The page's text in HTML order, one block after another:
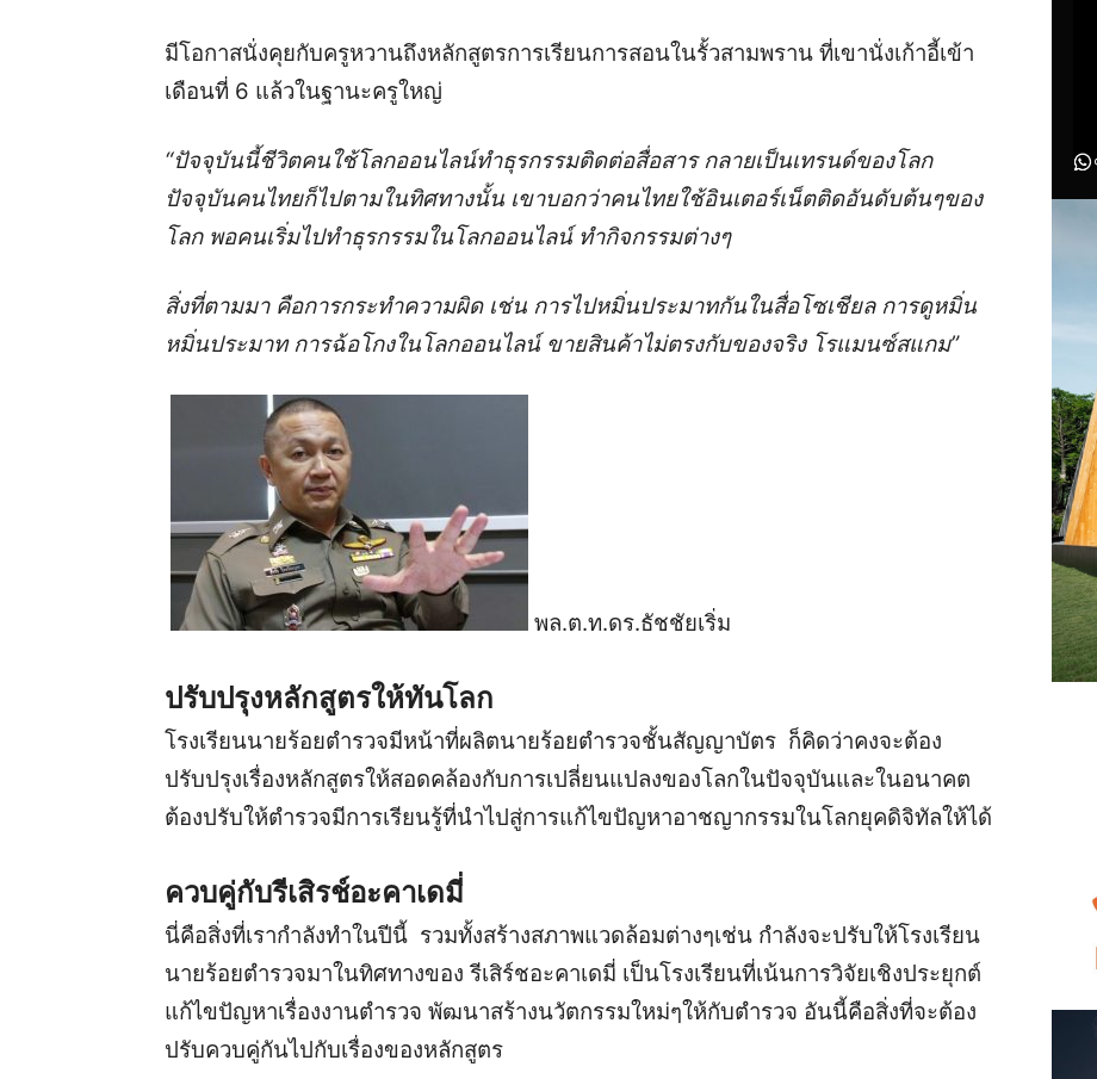
มีโอกาสนั่งคุยกับครูหวานถึงหลักสูตรการเรียนการสอนในรั้วสามพราน ที่เขานั่งเก้าอี้เข้า
เดือนที่ 6 แล้วในฐานะครูใหญ่
“ปัจจุบันนี้ชีวิตคนใช้โลกออนไลน์ทำธุรกรรมติดต่อสื่อสาร กลายเป็นเทรนด์ของโลก
ปัจจุบันคนไทยก็ไปตามในทิศทางนั้น เขาบอกว่าคนไทยใช้อินเตอร์เน็ตติดอันดับต้นๆของ
โลก พอคนเริ่มไปทำธุรกรรมในโลกออนไลน์ ทำกิจกรรมต่างๆ
สิ่งที่ตามมา คือการกระทำความผิด เช่น การไปหมิ่นประมาทกันในสื่อโซเชียล การดูหมิ่น
หมิ่นประมาท การฉ้อโกงในโลกออนไลน์ ขายสินค้าไม่ตรงกับของจริง โรแมนซ์สแกม”
พล.ต.ท.ดร.ธัชชัยเริ่ม
ปรับปรุงหลักสูตรให้ทันโลก
โรงเรียนนายร้อยตำรวจมีหน้าที่ผลิตนายร้อยตำรวจชั้นสัญญาบัตร ก็คิดว่าคงจะต้อง
ปรับปรุงเรื่องหลักสูตรให้สอดคล้องกับการเปลี่ยนแปลงของโลกในปัจจุบันและในอนาคต
ต้องปรับให้ตำรวจมีการเรียนรู้ที่นำไปสู่การแก้ไขปัญหาอาชญากรรมในโลกยุคดิจิทัลให้ได้
ควบคู่กับรีเสิรช์อะคาเดมี่
นี่คือสิ่งที่เรากำลังทำในปีนี้ รวมทั้งสร้างสภาพแวดล้อมต่างๆเช่น กำลังจะปรับให้โรงเรียน
นายร้อยตำรวจมาในทิศทางของ รีเสิร์ชอะคาเดมี่ เป็นโรงเรียนที่เน้นการวิจัยเชิงประยุกต์
แก้ไขปัญหาเรื่องงานตำรวจ พัฒนาสร้างนวัตกรรมใหม่ๆให้กับตำรวจ อันนี้คือสิ่งที่จะต้อง
ปรับควบคู่กันไปกับเรื่องของหลักสูตร